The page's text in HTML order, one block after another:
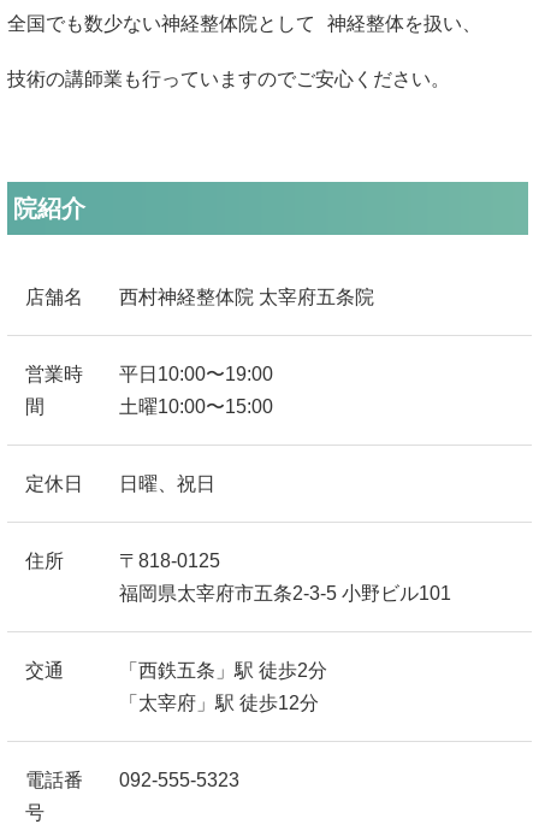
全国でも数少ない神経整体院として 神経整体を扱い、
技術の講師業も行っていますのでご安心ください。
院紹介
店舗名 西村神経整体院 太宰府五条院
営業時
間
平日10:00〜19:00
土曜10:00〜15:00
定休日 日曜、祝日
住所
〒818-0125
福岡県太宰府市五条2-3-5 小野ビル101
交通
「西鉄五条」駅 徒歩2分
「太宰府」駅 徒歩12分
電話番
号
092-555-5323